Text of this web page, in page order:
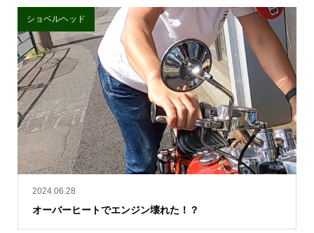
2024.06.28
オーバーヒートでエンジン壊れた！？
ショベルヘッド